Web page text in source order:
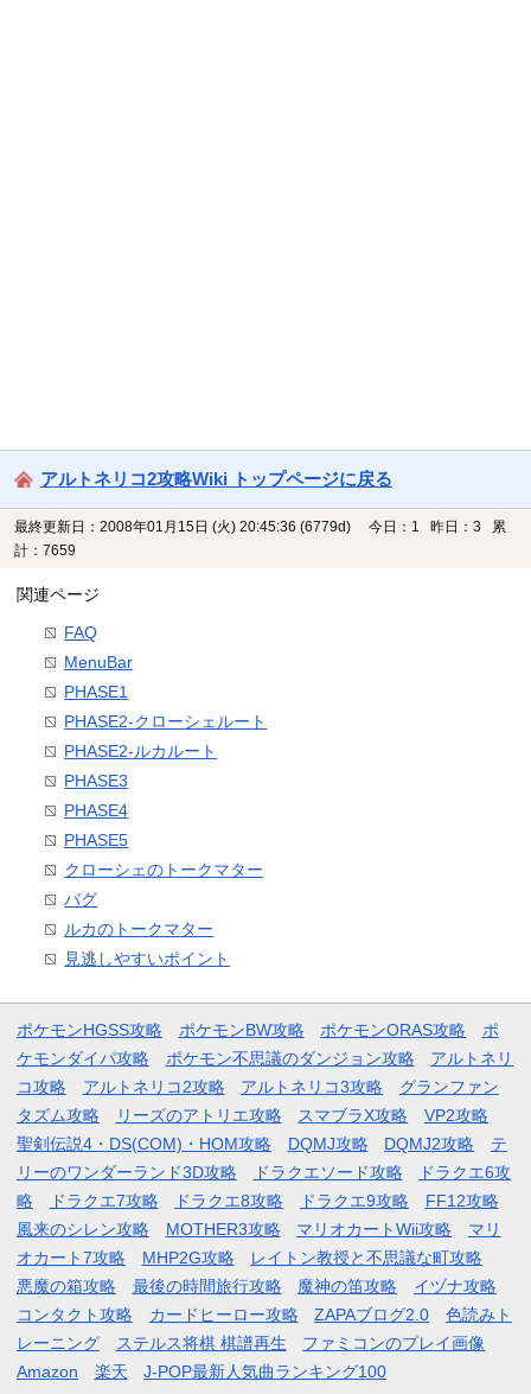
アルトネリコ2攻略Wiki トップページに戻る
最終更新日：2008年01月15日 (火) 20:45:36 (6779d)
今日：1 昨日：3 累
計：7659
関連ページ
FAQ
MenuBar
PHASE1
PHASE2-クローシェルート
PHASE2-ルカルート
PHASE3
PHASE4
PHASE5
クローシェのトークマター
バグ
ルカのトークマター
見逃しやすいポイント
ポケモンHGSS攻略 ポケモンBW攻略 ポケモンORAS攻略
ポ
ケモンダイパ攻略
ポケモン不思議のダンジョン攻略
アルトネリ
コ攻略
アルトネリコ2攻略 アルトネリコ3攻略
グランファン
タズム攻略
リーズのアトリエ攻略 スマブラX攻略
VP2攻略
聖剣伝説4・DS(COM)・HOM攻略
DQMJ攻略 DQMJ2攻略
テ
リーのワンダーランド3D攻略
ドラクエソード攻略
ドラクエ6攻
略
ドラクエ7攻略 ドラクエ8攻略 ドラクエ9攻略
FF12攻略
風来のシレン攻略
MOTHER3攻略 マリオカートWii攻略
マリ
オカート7攻略
MHP2G攻略
レイトン教授と不思議な町攻略
悪魔の箱攻略
最後の時間旅行攻略 魔神の笛攻略
イヅナ攻略
コンタクト攻略
カードヒーロー攻略 ZAPAブログ2.0
色読みト
レーニング
ステルス将棋 棋譜再生
ファミコンのプレイ画像
Amazon
楽天 J-POP最新人気曲ランキング100